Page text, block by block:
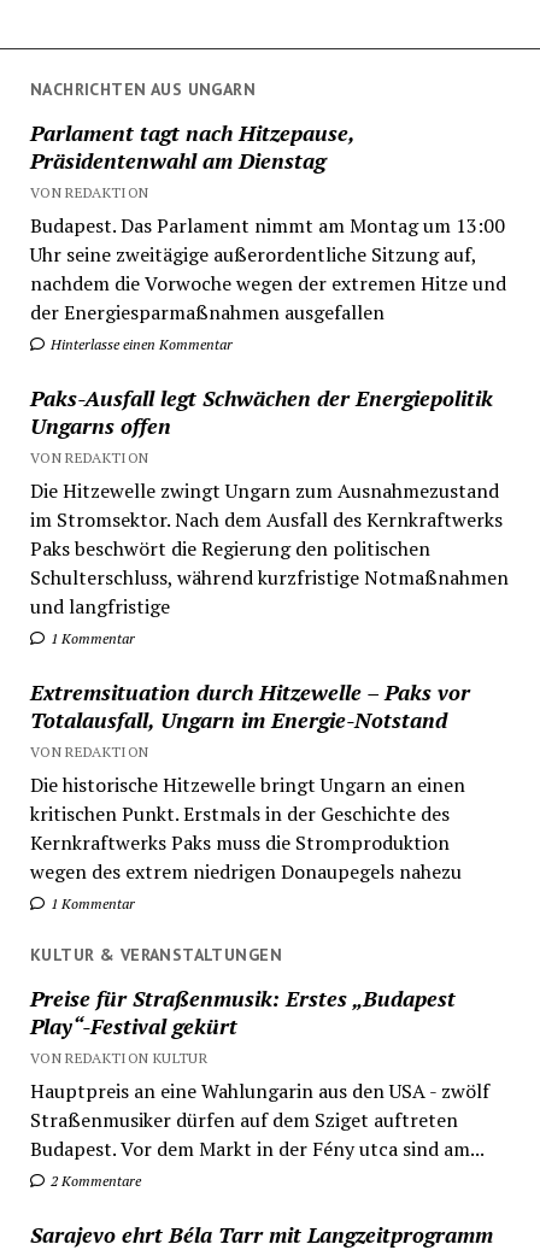
NACHRICHTEN AUS UNGARN
Parlament tagt nach Hitzepause,
Präsidentenwahl am Dienstag
VON REDAKTION
Budapest. Das Parlament nimmt am Montag um 13:00
Uhr seine zweitägige außerordentliche Sitzung auf,
nachdem die Vorwoche wegen der extremen Hitze und
der Energiesparmaßnahmen ausgefallen
Hinterlasse einen Kommentar
Paks-Ausfall legt Schwächen der Energiepolitik
Ungarns offen
VON REDAKTION
Die Hitzewelle zwingt Ungarn zum Ausnahmezustand
im Stromsektor. Nach dem Ausfall des Kernkraftwerks
Paks beschwört die Regierung den politischen
Schulterschluss, während kurzfristige Notmaßnahmen
und langfristige
1 Kommentar
Extremsituation durch Hitzewelle – Paks vor
Totalausfall, Ungarn im Energie-Notstand
VON REDAKTION
Die historische Hitzewelle bringt Ungarn an einen
kritischen Punkt. Erstmals in der Geschichte des
Kernkraftwerks Paks muss die Stromproduktion
wegen des extrem niedrigen Donaupegels nahezu
1 Kommentar
KULTUR & VERANSTALTUNGEN
Preise für Straßenmusik: Erstes „Budapest
Play“-Festival gekürt
VON REDAKTION KULTUR
Hauptpreis an eine Wahlungarin aus den USA - zwölf
Straßenmusiker dürfen auf dem Sziget auftreten
Budapest. Vor dem Markt in der Fény utca sind am...
2 Kommentare
Sarajevo ehrt Béla Tarr mit Langzeitprogramm